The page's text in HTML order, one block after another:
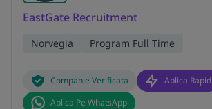
EastGate Recruitment
Norvegia Program Full Time
Companie Verificata
Aplica Rapid
Aplica Pe WhatsApp